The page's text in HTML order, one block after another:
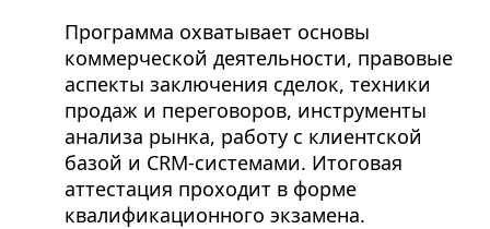
Программа охватывает основы
коммерческой деятельности, правовые
аспекты заключения сделок, техники
продаж и переговоров, инструменты
анализа рынка, работу с клиентской
базой и CRM-системами. Итоговая
аттестация проходит в форме
квалификационного экзамена.